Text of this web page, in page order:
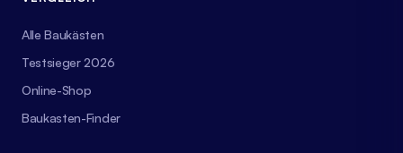
Alle Baukästen
Testsieger 2026
Online-Shop
Baukasten-Finder